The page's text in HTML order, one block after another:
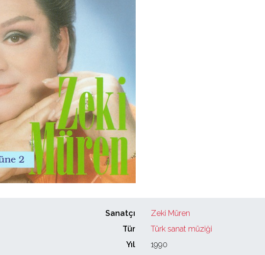
Sanatçı
Zeki Müren
Tür
Türk sanat müziği
Yıl
1990